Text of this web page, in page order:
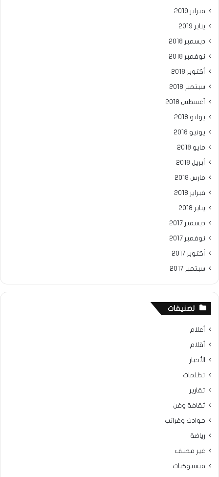
فبراير 2019
يناير 2019
ديسمبر 2018
نوفمبر 2018
أكتوبر 2018
سبتمبر 2018
أغسطس 2018
يوليو 2018
يونيو 2018
مايو 2018
أبريل 2018
مارس 2018
فبراير 2018
يناير 2018
ديسمبر 2017
نوفمبر 2017
أكتوبر 2017
سبتمبر 2017
تصنيفات
أعلام
أقلام
الأخبار
تظلمات
تقارير
ثقافة وفن
حوادث وغرائب
رياضة
غير مصنف
فيسبوكيات